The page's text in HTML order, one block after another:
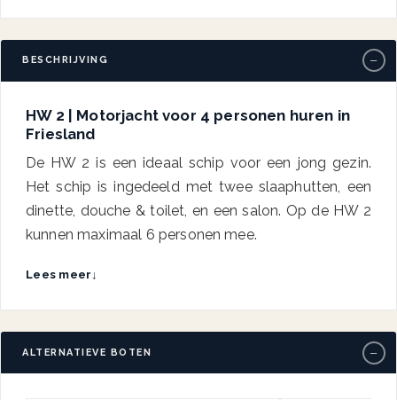
BESCHRIJVING −
HW 2 | Motorjacht voor 4 personen huren in
Friesland
De HW 2 is een ideaal schip voor een jong gezin.
Het schip is ingedeeld met twee slaaphutten, een
dinette, douche & toilet, en een salon. Op de HW 2
kunnen maximaal 6 personen mee.
Lees meer↓
ALTERNATIEVE BOTEN −